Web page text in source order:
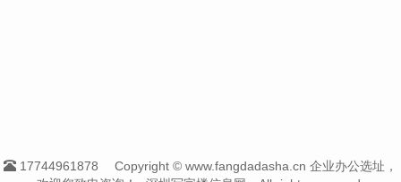
17744961878
Copyright © www.fangdadasha.cn 企业办公选址，